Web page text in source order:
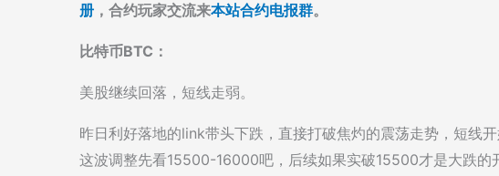
册 ，合约玩家交流来本站合约电报群。
比特币BTC：
美股继续回落，短线走弱。
昨日利好落地的link带头下跌，直接打破焦灼的震荡走势，短线
这波调整先看15500-16000吧，后续如果实破15500才是大跌的